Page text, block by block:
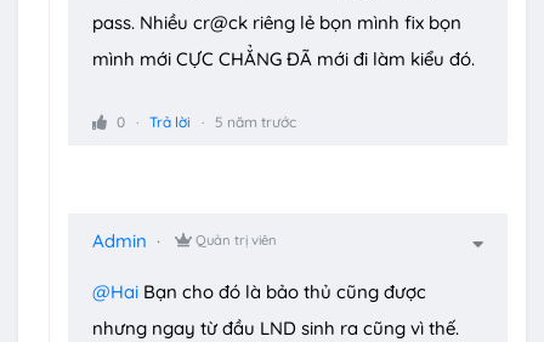
pass. Nhiều cr@ck riêng lẻ bọn mình fix bọn
mình mới CỰC CHẲNG ĐÃ mới đi làm kiểu đó.
0 Trả lời 5 năm trước
Admin Quản trị viên
@Hai Bạn cho đó là bảo thủ cũng được
nhưng ngay từ đầu LND sinh ra cũng vì thế.